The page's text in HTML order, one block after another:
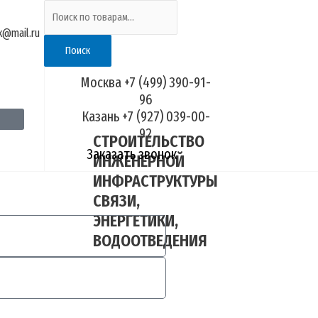
Поиск
СТРОИТЕЛЬСТВО
ИНЖЕНЕРНОЙ
ИНФРАСТРУКТУРЫ
СВЯЗИ,
ЭНЕРГЕТИКИ,
ВОДООТВЕДЕНИЯ
Москва +7 (499) 390-91-
96
Казань +7 (927) 039-00-
92
Заказать звонок